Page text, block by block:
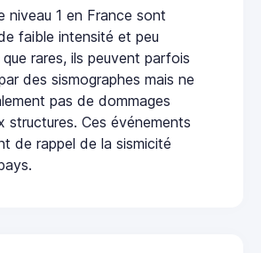
niveau 1 en France sont
faible intensité et peu
rares, ils peuvent parfois
des sismographes mais ne
pas de dommages
structures. Ces événements
de rappel de la sismicité